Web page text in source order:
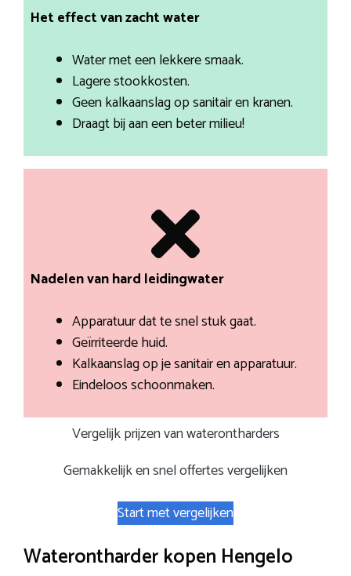
Het effect van zacht water
Water met een lekkere smaak.
Lagere stookkosten.
Geen kalkaanslag op sanitair en kranen.
Draagt bij aan een beter milieu!
Nadelen van hard leidingwater
Apparatuur dat te snel stuk gaat.
Geïrriteerde huid.
Kalkaanslag op je sanitair en apparatuur.
Eindeloos schoonmaken.
Vergelijk prijzen van waterontharders
Gemakkelijk en snel offertes vergelijken
Start met vergelijken
Waterontharder kopen Hengelo